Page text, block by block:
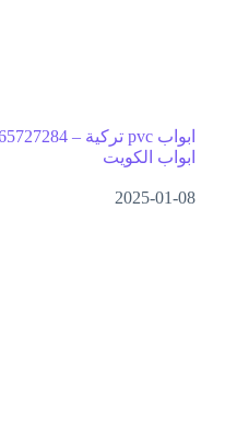
ابواب الكويت
2025-01-08